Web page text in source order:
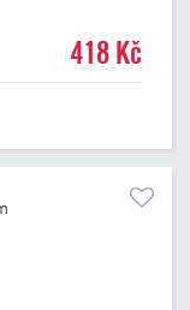
418 Kč